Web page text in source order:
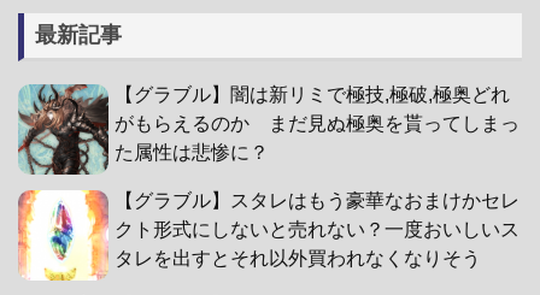
最新記事
【グラブル】闇は新リミで極技,極破,極奥どれ
がもらえるのか まだ見ぬ極奥を貰ってしまっ
た属性は悲惨に？
【グラブル】スタレはもう豪華なおまけかセレ
クト形式にしないと売れない？一度おいしいス
タレを出すとそれ以外買われなくなりそう